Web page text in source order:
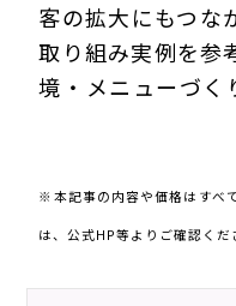
客の拡大にもつな
取り組み実例を参
境・メニューづく
※本記事の内容や価格はすべ
は、公式HP等よりご確認くだ